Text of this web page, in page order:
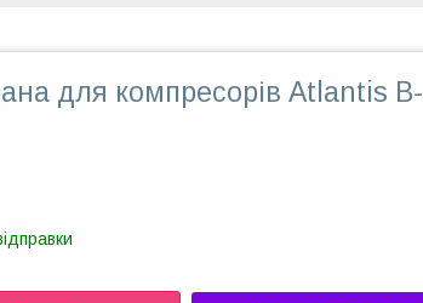
для компресорів Atlantis B-